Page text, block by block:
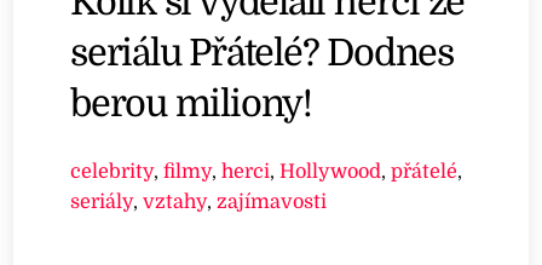
seriálu Přátelé? Dodnes
berou miliony!
celebrity,filmy,herci,Hollywood,přátelé,
seriály,vztahy,zajímavosti